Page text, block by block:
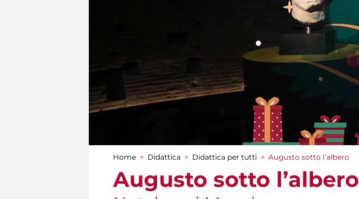
Tu sei qui
Home > Didattica > Didattica per tutti > Augusto sotto l’albero
Augusto sotto l’albero